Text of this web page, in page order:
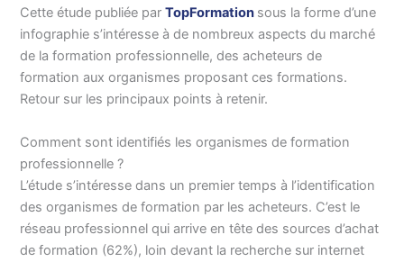
Cette étude publiée parTopFormation sous la forme d’une
infographie s’intéresse à de nombreux aspects du marché
de la formation professionnelle, des acheteurs de
formation aux organismes proposant ces formations.
Retour sur les principaux points à retenir.
Comment sont identifiés les organismes de formation
professionnelle ?
L’étude s’intéresse dans un premier temps à l’identification
des organismes de formation par les acheteurs. C’est le
réseau professionnel qui arrive en tête des sources d’achat
de formation (62%), loin devant la recherche sur internet